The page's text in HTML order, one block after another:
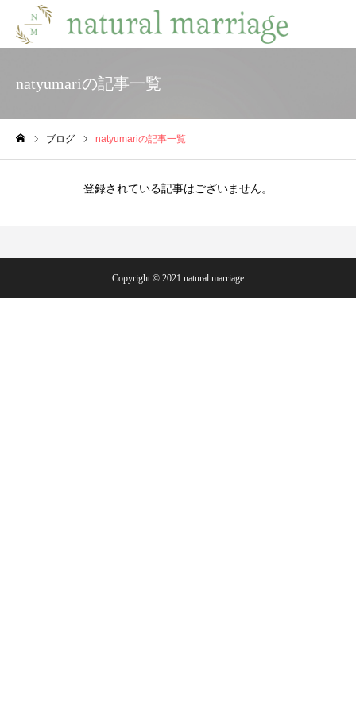
natyumariの記事一覧
ブログ natyumariの記事一覧
登録されている記事はございません。
Copyright © 2021 natural marriage